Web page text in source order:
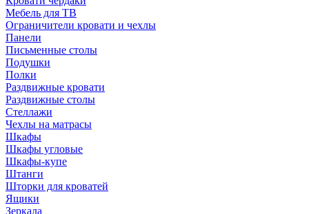
Мебель для ТВ
Ограничители кровати и чехлы
Панели
Письменные столы
Подушки
Полки
Раздвижные кровати
Раздвижные столы
Стеллажи
Чехлы на матрасы
Шкафы
Шкафы угловые
Шкафы-купе
Штанги
Шторки для кроватей
Ящики
Зеркала